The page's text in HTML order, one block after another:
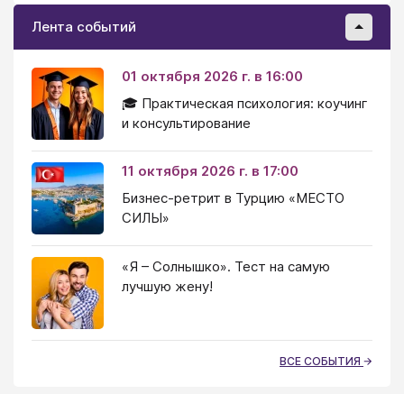
Лента событий
01 октября 2026 г. в 16:00
🎓 Практическая психология: коучинг
и консультирование
11 октября 2026 г. в 17:00
Бизнес-ретрит в Турцию «МЕСТО
СИЛЫ»
«Я – Солнышко». Тест на самую
лучшую жену!
ВСЕ СОБЫТИЯ